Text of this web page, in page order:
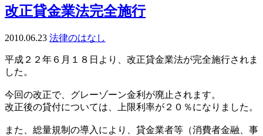
改正貸金業法完全施行
2010.06.23 法律のはなし
平成２２年６月１８日より、改正貸金業法が完全施行されま
した。
今回の改正で、グレーゾーン金利が廃止されます。
改正後の貸付については、上限利率が２０％になりました。
また、総量規制の導入により、貸金業者等（消費者金融、事